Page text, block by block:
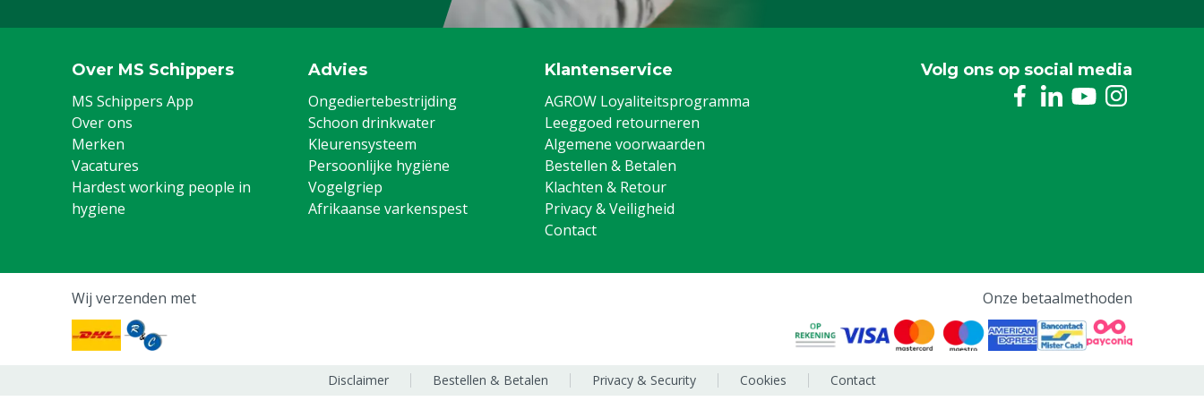
Over MS Schippers
MS Schippers App
Over ons
Merken
Vacatures
Hardest working people in
hygiene
Advies
Ongediertebestrijding
Schoon drinkwater
Kleurensysteem
Persoonlijke hygiëne
Vogelgriep
Afrikaanse varkenspest
Klantenservice
AGROW Loyaliteitsprogramma
Leeggoed retourneren
Algemene voorwaarden
Bestellen & Betalen
Klachten & Retour
Privacy & Veiligheid
Contact
Volg ons op social media
Wij verzenden met Onze betaalmethoden
Disclaimer Bestellen & Betalen Privacy & Security Cookies Contact